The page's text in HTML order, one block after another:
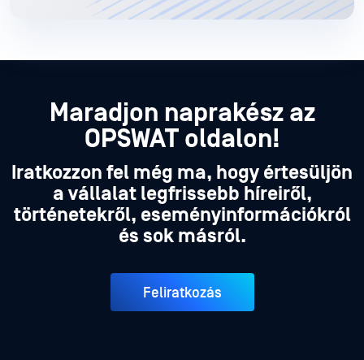
Maradjon naprakész az
OPSWAT oldalon!
Iratkozzon fel még ma, hogy értesüljön
a vállalat legfrissebb híreiről,
történetekről, eseményinformációkról
és sok másról.
Feliratkozás